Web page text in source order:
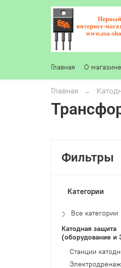
Главная О магазине
Главная
Фильтры
Категории
Все категории
Катодная защита
(оборудование и
Станции